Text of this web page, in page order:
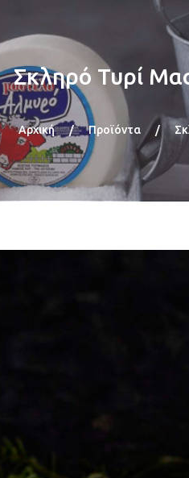
Σκληρό Τυρί
Αρχική / Προϊόντα /